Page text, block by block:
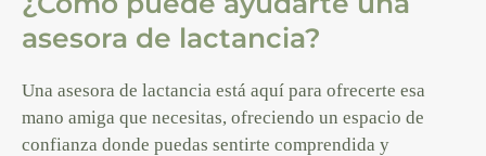
asesora de lactancia?
Una asesora de lactancia está aquí para ofrecerte esa
mano amiga que necesitas, ofreciendo un espacio de
confianza donde puedas sentirte comprendida y